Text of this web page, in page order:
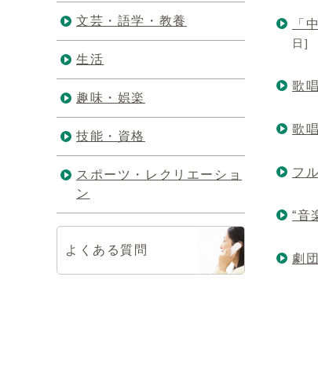
「
日]
歌
歌
フ
“音
劇
文芸・語学・教養
生活
趣味・娯楽
技能・資格
スポーツ・レクリエーショ
ン
よくある質問